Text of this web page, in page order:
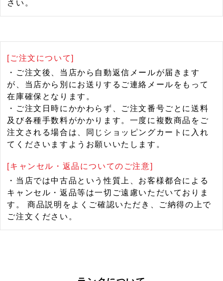
さい。
[ご注文について]
・ご注文後、当店から自動返信メールが届きます
が、当店から別にお送りするご連絡メールをもって
在庫確保となります。
・ご注文日時にかかわらず、ご注文番号ごとに送料
及び各種手数料がかかります。一度に複数商品をご
注文される場合は、同じショッピングカートに入れ
てくださいますようお願いいたします。
[キャンセル・返品についてのご注意]
・当店では中古品という性質上、お客様都合による
キャンセル・返品等は一切ご遠慮いただいておりま
す。 商品説明をよくご確認いただき、ご納得の上で
ご注文ください。